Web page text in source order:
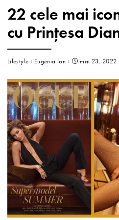
22 cele mai
cu Prințesa
Lifestyle Eugenia Ion mai 23, 2022